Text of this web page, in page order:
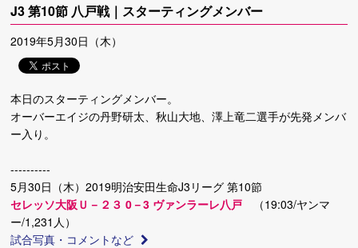
J3 第10節 八戸戦｜スターティングメンバー
2019年5月30日（木）
本日のスターティングメンバー。
オーバーエイジの丹野研太、秋山大地、澤上竜二選手が先発メンバ
ー入り。
----------
5月30日（木）2019明治安田生命J3リーグ 第10節
セレッソ大阪Ｕ－２３ 0－3 ヴァンラーレ八戸 （19:03/ヤンマ
ー/1,231人）
試合写真・コメントなど